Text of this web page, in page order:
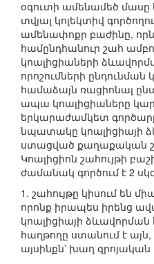
օգուտի ամենամեծ մասը
տվյալ կոլեկտիվ
ամենափոքր բաժինը,
համընդհանուր շահ
կոալիցիաների
որոշումների ընդունման
համաձայն ռացիոնալ
ապա կոալիցիաները
երկարաժամկետ
նպատակը կոալիցիայի
ստացված քաղաքական
Կոալիցիոն շահույթի
ժամանակ գործում է 2
1. շահույթը կիսում են
որոնք իրապես իրենց
կոալիցիայի
հաղթողը ստանում է
այսինքն՝ խաղ